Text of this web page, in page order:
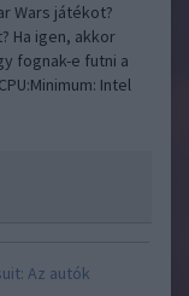
Wars játékot?
Ha igen, akkor
fognak-e futni a
Intel
Az autók